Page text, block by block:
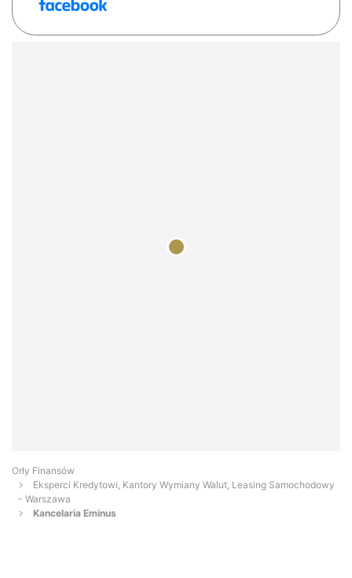
Orły Finansów
Eksperci Kredytowi, Kantory Wymiany Walut, Leasing Samochodowy
- Warszawa
Kancelaria Eminus